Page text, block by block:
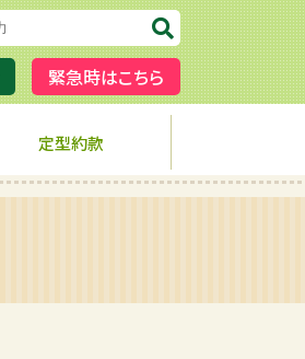
緊急時はこちら
定型約款